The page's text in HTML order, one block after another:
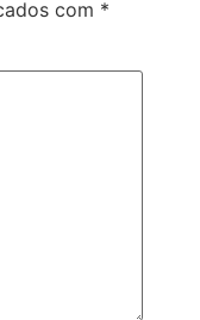
com *